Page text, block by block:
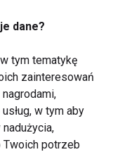
- jak
wyglądać,
schudnąć i nie
dane?
tym tematykę
zainteresowań
w tym aby
Twoich potrzeb